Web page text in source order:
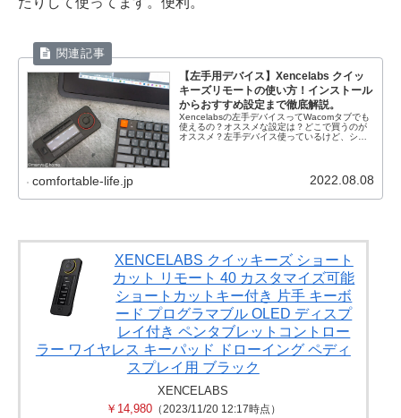
【左手用デバイス】Xencelabs クイッ
キーズリモートの使い方！インストール
からおすすめ設定まで徹底解説。
Xencelabsの左手デバイスってWacomタブでも
使えるの？オススメな設定は？どこで買うのが
オススメ？左手デバイス使っているけど、ショ
comfortable-life.jp 2022.08.08
XENCELABS クイッキーズ ショート
カット リモート 40 カスタマイズ可能
ショートカットキー付き 片手 キーボ
ード プログラマブル OLED ディスプ
レイ付き ペンタブレットコントロー
ラー ワイヤレス キーパッド ドローイング ペディ
スプレイ用 ブラック
XENCELABS
￥14,980（2023/11/20 12:17時点）